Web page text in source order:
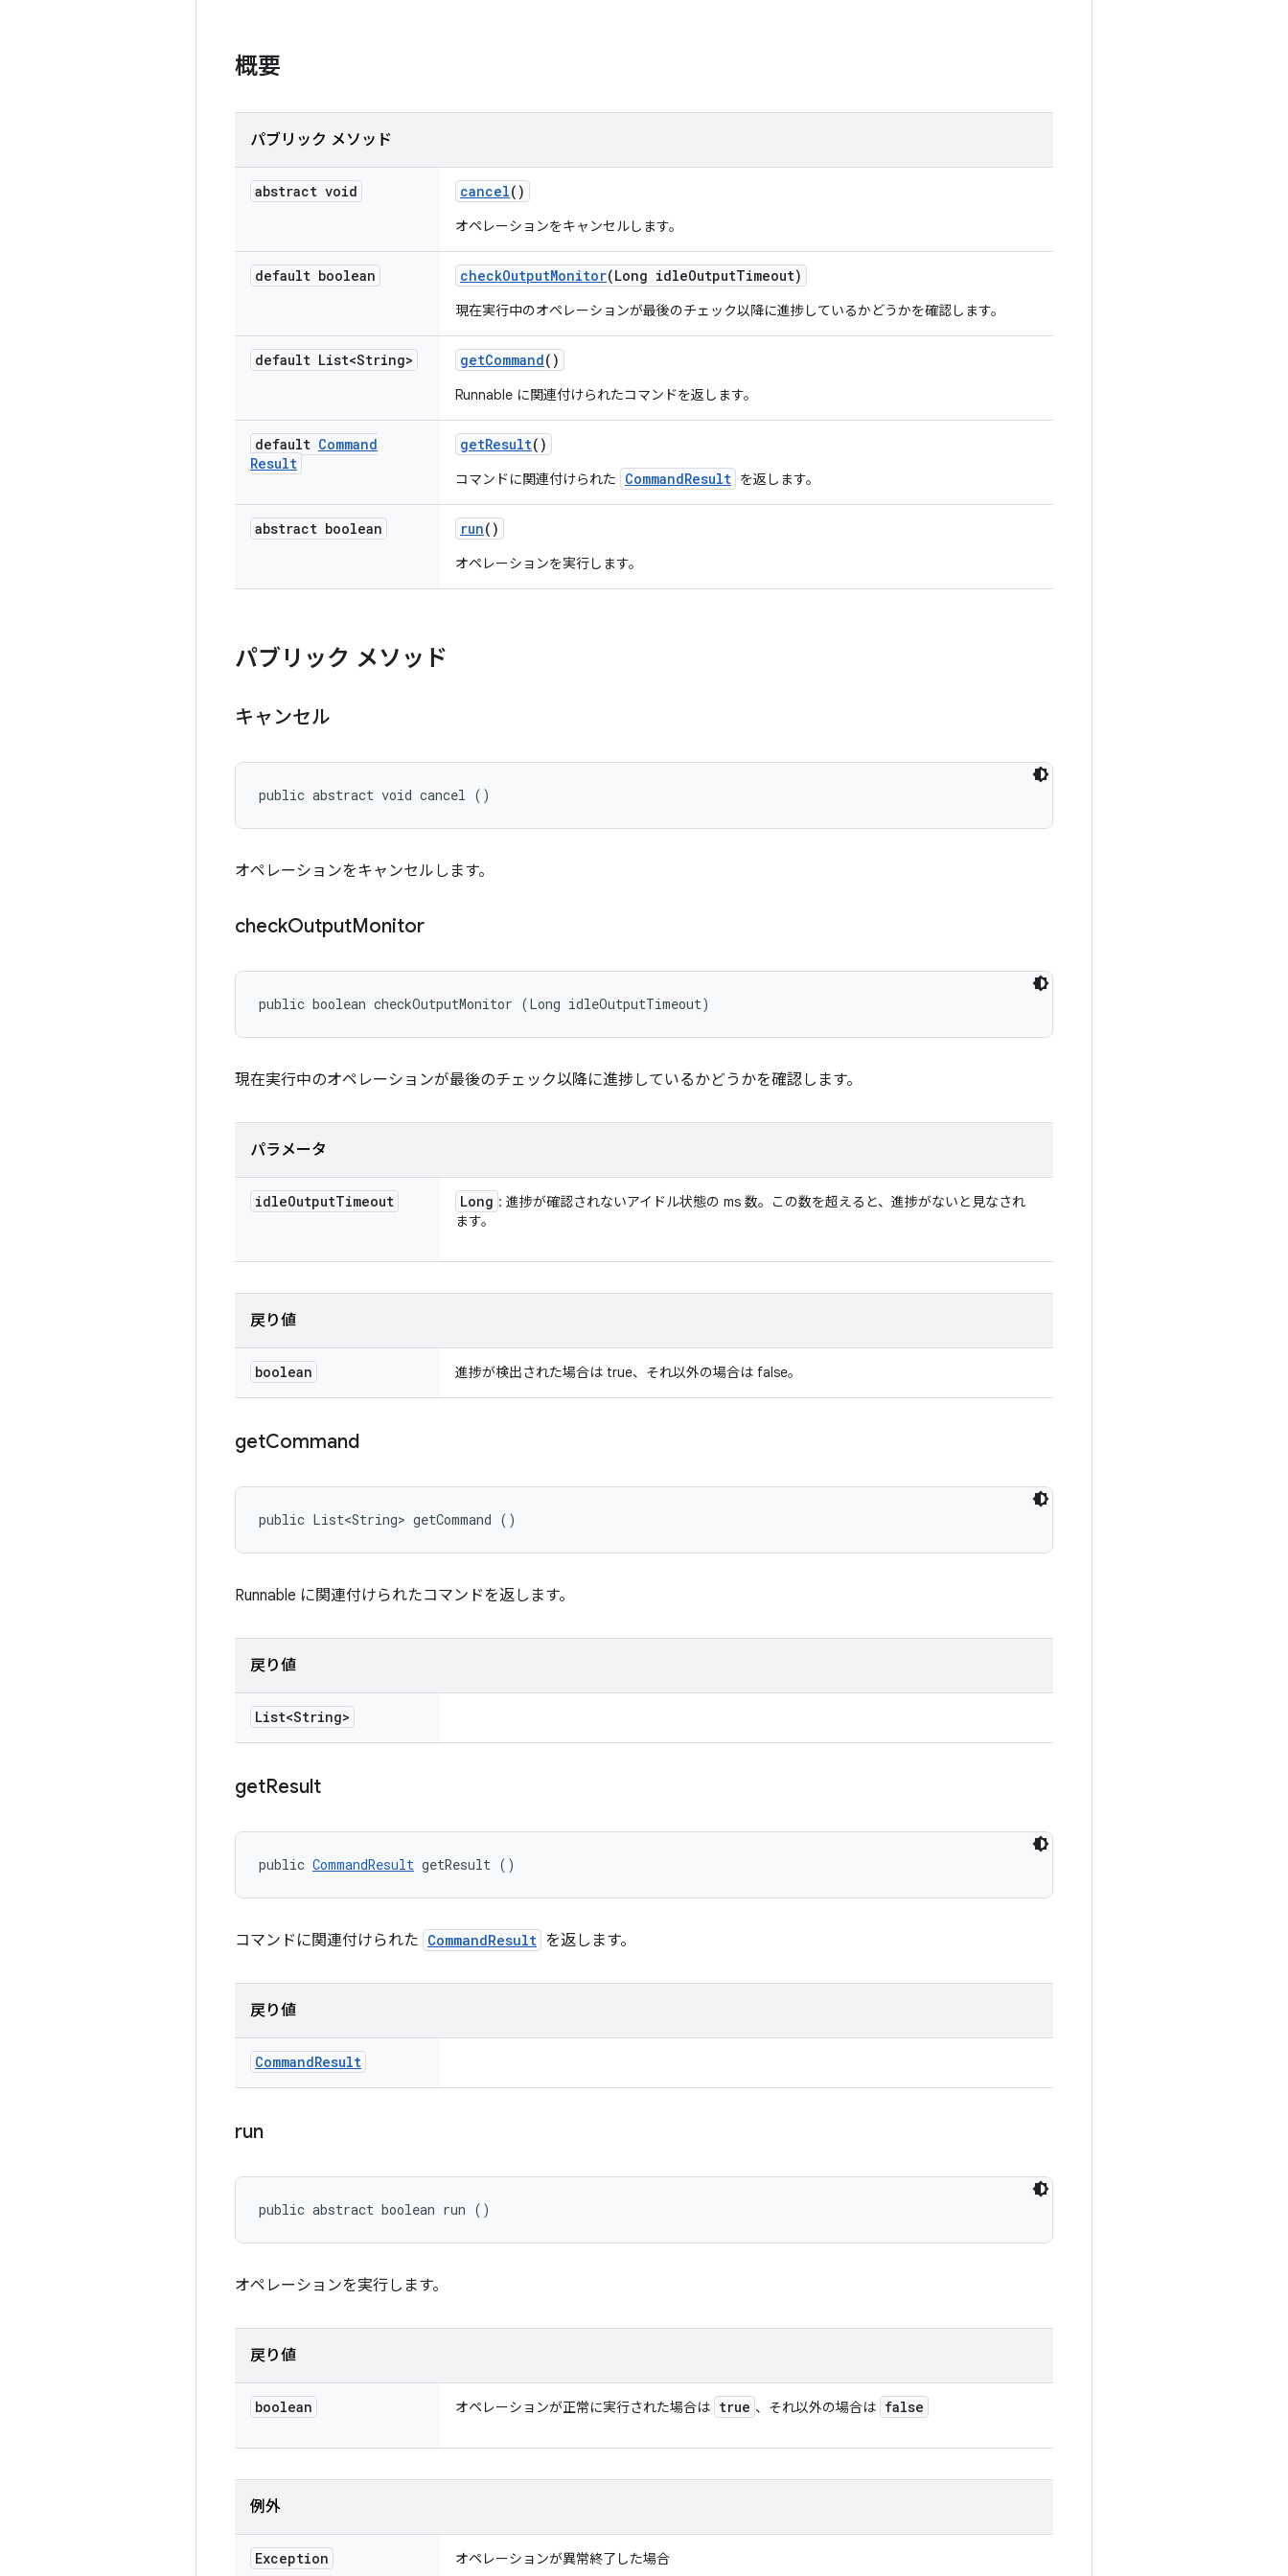
概要
パブリック メソッド
abstract void cancel()
オペレーションをキャンセルします。
default boolean checkOutputMonitor(Long idleOutputTimeout)
現在実行中のオペレーションが最後のチェック以降に進捗しているかどうかを確認します。
default List<String> getCommand()
Runnable に関連付けられたコマンドを返します。
default Command
Result
getResult()
コマンドに関連付けられた CommandResult を返します。
abstract boolean run()
オペレーションを実行します。
パブリック メソッド
キャンセル
public abstract void cancel ()
オペレーションをキャンセルします。
checkOutputMonitor
public boolean checkOutputMonitor (Long idleOutputTimeout)
現在実行中のオペレーションが最後のチェック以降に進捗しているかどうかを確認します。
パラメータ
idleOutputTimeout Long : 進捗が確認されないアイドル状態の ms 数。この数を超えると、進捗がないと見なされ
ます。
戻り値
boolean 進捗が検出された場合は true、それ以外の場合は false。
getCommand
public List<String> getCommand ()
Runnable に関連付けられたコマンドを返します。
戻り値
List<String>
getResult
public CommandResult getResult ()
コマンドに関連付けられた CommandResult を返します。
戻り値
CommandResult
run
public abstract boolean run ()
オペレーションを実行します。
戻り値
boolean オペレーションが正常に実行された場合は true 、それ以外の場合は false
例外
Exception オペレーションが異常終了した場合